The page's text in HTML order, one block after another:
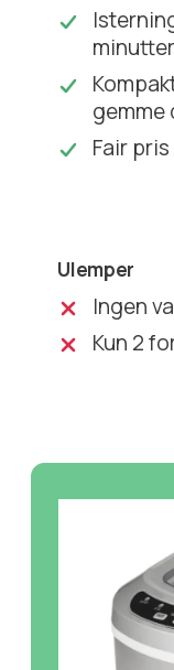
minutter
Fair pris
Ulemper
Ingen
Kun 2